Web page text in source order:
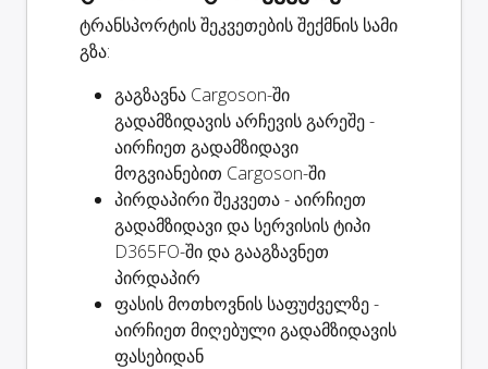
ტრანსპორტის შეკვეთების შექმნის სამი
გზა:
გაგზავნა Cargoson-ში
გადამზიდავის არჩევის გარეშე -
აირჩიეთ გადამზიდავი
მოგვიანებით Cargoson-ში
პირდაპირი შეკვეთა - აირჩიეთ
გადამზიდავი და სერვისის ტიპი
D365FO-ში და გააგზავნეთ
პირდაპირ
ფასის მოთხოვნის საფუძველზე -
აირჩიეთ მიღებული გადამზიდავის
ფასებიდან